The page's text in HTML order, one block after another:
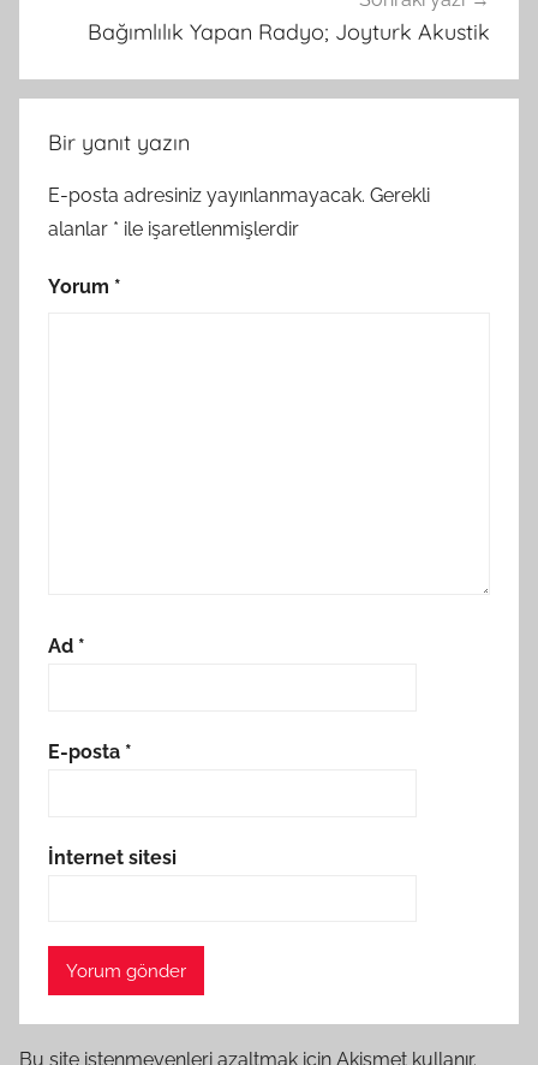
Bağımlılık Yapan Radyo; Joyturk Akustik
Bir yanıt yazın
E-posta adresiniz yayınlanmayacak. Gerekli
alanlar * ile işaretlenmişlerdir
Yorum *
Ad *
E-posta *
İnternet sitesi
Bu site istenmeyenleri azaltmak için Akismet kullanır.